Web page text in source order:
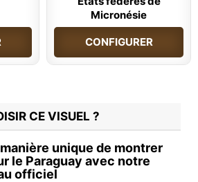
Micronésie
CONFIGURER
CE VISUEL ?
unique de montrer
le Paraguay avec notre
officiel